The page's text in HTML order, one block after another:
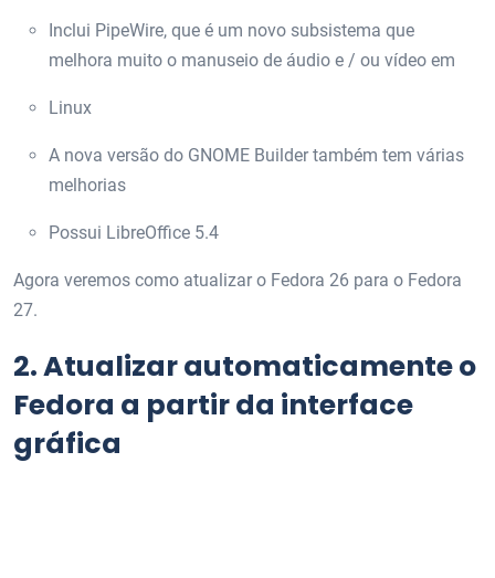
Inclui PipeWire, que é um novo subsistema que
melhora muito o manuseio de áudio e / ou vídeo em
Linux
A nova versão do GNOME Builder também tem várias
melhorias
Possui LibreOffice 5.4
Agora veremos como atualizar o Fedora 26 para o Fedora
27.
2.Atualizar automaticamente o
Fedora a partir da interface
gráfica